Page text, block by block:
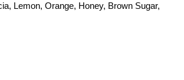
Lemon, Orange, Honey, Brown Sugar,